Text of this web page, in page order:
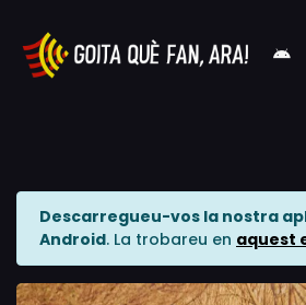
Descarregueu-vos la nostra
Android. La trobareu en aquest